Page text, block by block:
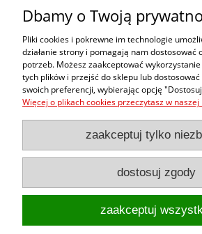
Pomoc
Moje konto
Informacje
pokaż pełną wersję
Sklep internetowy
Dbamy o Twoją
Pliki cookies i pokrewne im technologie
działanie strony i pomagają nam dostosować
potrzeb. Możesz zaakceptować
tych plików i przejść do sklepu lub
swoich preferencji, wybierając opcję
Więcej o plikach cookies przeczytasz w
zaakceptuj tylko
dostosuj zgody
zaakceptuj